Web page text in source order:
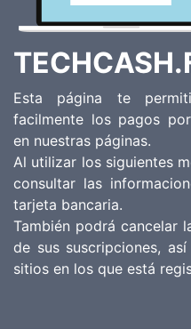
Esta página te
facilmente los pagos
en nuestras páginas.
Al utilizar los siguientes
consultar las
tarjeta bancaria.
También podrá cancelar
de sus suscripciones,
sitios en los que está